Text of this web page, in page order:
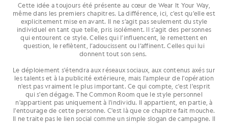
Cette idée a toujours été présente au cœur de Wear It Your Way,
même dans les premiers chapitres. La différence, ici, c’est qu’elle est
explicitement mise en avant. Il ne s’agit pas seulement du style
individuel en tant que telle, pris isolément. Il s’agit des personnes
qui entourent ce style. Celles qui l’influencent, le remettent en
question, le reflètent, l’adoucissent ou l’affinent. Celles qui lui
donnent tout son sens.
Le déploiement s'étendra aux réseaux sociaux, aux contenus axés sur
les talents et à la publicité extérieure, mais l'ampleur de l'opération
n'est pas vraiment le plus important. Ce qui compte, c'est l'esprit
qui s'en dégage. The Common Room que le style personnel
n'appartient pas uniquement à l'individu. Il appartient, en partie, à
l'entourage de cette personne. C'est là que ce chapitre fait mouche.
Il ne traite pas le lien social comme un simple slogan de campagne. Il